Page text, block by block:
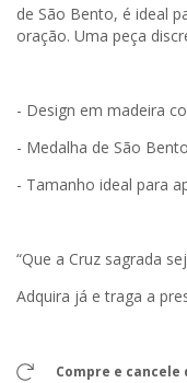
de São Bento, é ideal
oração. Uma peça
- Design em madeira
- Medalha de São
- Tamanho ideal para
“Que a Cruz sagrada
Adquira já e traga a
Compre e cancele